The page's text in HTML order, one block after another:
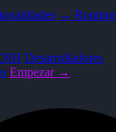
→ Routing
Desarrolladores
Empezar →